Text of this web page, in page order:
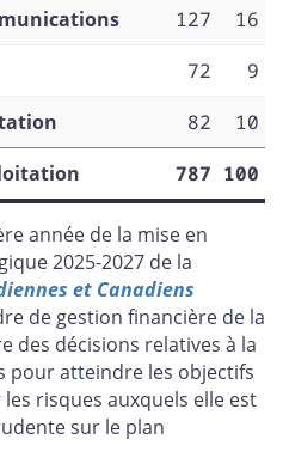
127
16
72
9
82
10
787 100
année de la mise en
2025‑2027 de la
et Canadiens
de gestion financière de la
des décisions relatives à la
pour atteindre les objectifs
risques auxquels elle est
sur le plan